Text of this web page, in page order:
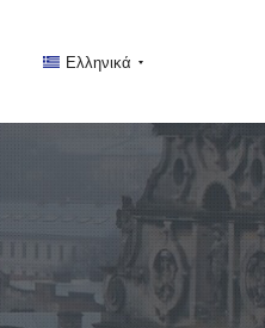
Ελληνικά